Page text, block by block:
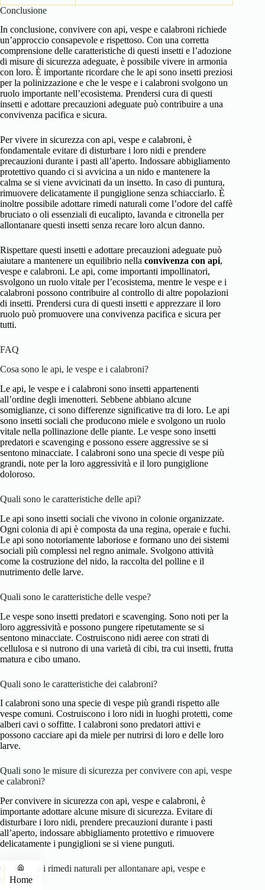
Conclusione
In conclusione, convivere con api, vespe e calabroni richiede
un’approccio consapevole e rispettoso. Con una corretta
comprensione delle caratteristiche di questi insetti e l’adozione
di misure di sicurezza adeguate, è possibile vivere in armonia
con loro. È importante ricordare che le api sono insetti preziosi
per la polinizzazione e che le vespe e i calabroni svolgono un
ruolo importante nell’ecosistema. Prendersi cura di questi
insetti e adottare precauzioni adeguate può contribuire a una
convivenza pacifica e sicura.
Per vivere in sicurezza con api, vespe e calabroni, è
fondamentale evitare di disturbare i loro nidi e prendere
precauzioni durante i pasti all’aperto. Indossare abbigliamento
protettivo quando ci si avvicina a un nido e mantenere la
calma se si viene avvicinati da un insetto. In caso di puntura,
rimuovere delicatamente il pungiglione senza schiacciarlo. È
inoltre possibile adottare rimedi naturali come l’odore del caffè
bruciato o oli essenziali di eucalipto, lavanda e citronella per
allontanare questi insetti senza recare loro alcun danno.
Rispettare questi insetti e adottare precauzioni adeguate può
aiutare a mantenere un equilibrio nella convivenza con api,
vespe e calabroni. Le api, come importanti impollinatori,
svolgono un ruolo vitale per l’ecosistema, mentre le vespe e i
calabroni possono contribuire al controllo di altre popolazioni
di insetti. Prendersi cura di questi insetti e apprezzare il loro
ruolo può promuovere una convivenza pacifica e sicura per
tutti.
FAQ
Cosa sono le api, le vespe e i calabroni?
Le api, le vespe e i calabroni sono insetti appartenenti
all’ordine degli imenotteri. Sebbene abbiano alcune
somiglianze, ci sono differenze significative tra di loro. Le api
sono insetti sociali che producono miele e svolgono un ruolo
vitale nella pollinazione delle piante. Le vespe sono insetti
predatori e scavenging e possono essere aggressive se si
sentono minacciate. I calabroni sono una specie di vespe più
grandi, note per la loro aggressività e il loro pungiglione
doloroso.
Quali sono le caratteristiche delle api?
Le api sono insetti sociali che vivono in colonie organizzate.
Ogni colonia di api è composta da una regina, operaie e fuchi.
Le api sono notoriamente laboriose e formano uno dei sistemi
sociali più complessi nel regno animale. Svolgono attività
come la costruzione del nido, la raccolta del polline e il
nutrimento delle larve.
Quali sono le caratteristiche delle vespe?
Le vespe sono insetti predatori e scavenging. Sono noti per la
loro aggressività e possono pungere ripetutamente se si
sentono minacciate. Costruiscono nidi aeree con strati di
cellulosa e si nutrono di una varietà di cibi, tra cui insetti, frutta
matura e cibo umano.
Quali sono le caratteristiche dei calabroni?
I calabroni sono una specie di vespe più grandi rispetto alle
vespe comuni. Costruiscono i loro nidi in luoghi protetti, come
alberi cavi o soffitte. I calabroni sono predatori attivi e
possono cacciare api da miele per nutrirsi di loro e delle loro
larve.
Quali sono le misure di sicurezza per convivere con api, vespe
e calabroni?
Per convivere in sicurezza con api, vespe e calabroni, è
importante adottare alcune misure di sicurezza. Evitare di
disturbare i loro nidi, prendere precauzioni durante i pasti
all’aperto, indossare abbigliamento protettivo e rimuovere
delicatamente i pungiglioni se si viene punguti.
Quali sono i rimedi naturali per allontanare api, vespe e
calabroni?
Home